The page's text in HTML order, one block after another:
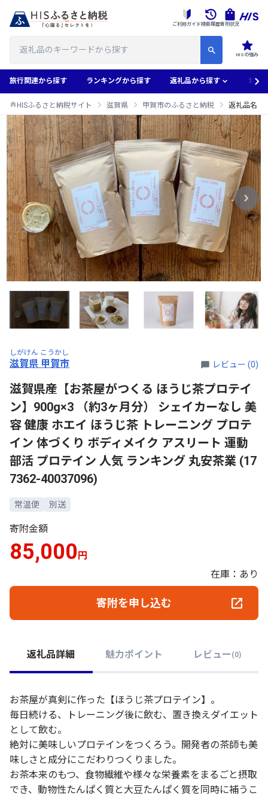
HISの強み
ご利用ガイド検索履歴寄附状況
旅行関連から探す ランキングから探す 返礼品から探す 地域
HISふるさと納税サイト 滋賀県 甲賀市のふるさと納税 返礼品名
しがけん こうかし
滋賀県 甲賀市 レビュー (0)
滋賀県産【お茶屋がつくる ほうじ茶プロテイ
ン】900g×3 （約3ヶ月分） シェイカーなし 美
容 健康 ホエイ ほうじ茶 トレーニング プロテ
イン 体づくり ボディメイク アスリート 運動
部活 プロテイン 人気 ランキング 丸安茶業 (17
7362-40037096)
常温便 別送
寄附金額
85,000 円
在庫：あり
寄附を申し込む
返礼品詳細 魅力ポイント レビュー (0)
お茶屋が真剣に作った【ほうじ茶プロテイン】。
毎日続ける、トレーニング後に飲む、置き換えダイエット
として飲む。
絶対に美味しいプロテインをつくろう。開発者の茶師も美
味しさと成分にこだわりつくりました。
お茶本来のもつ、食物繊維や様々な栄養素をまるごと摂取
でき、動物性たんぱく質と大豆たんぱく質を同時に補うこ